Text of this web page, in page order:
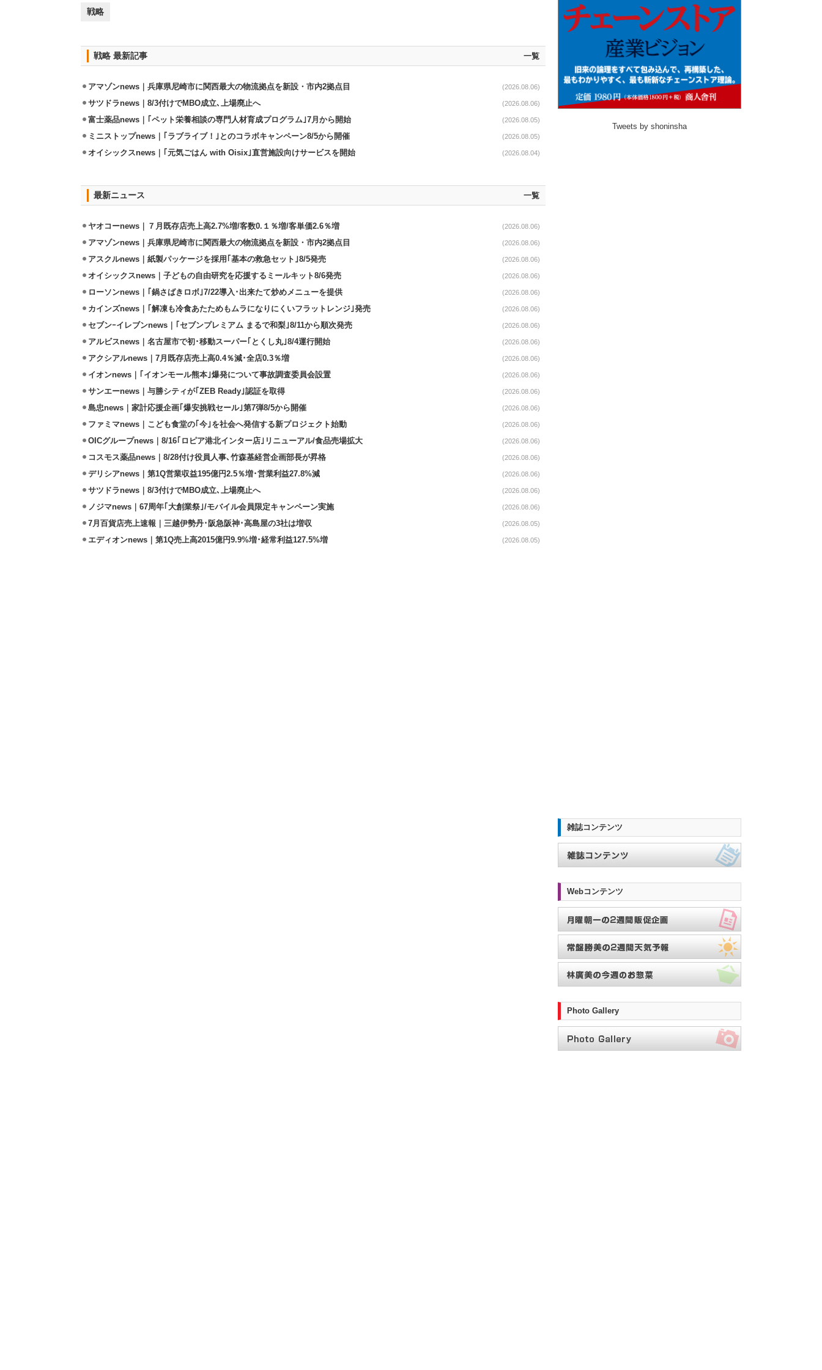
戦略
戦略 最新記事 一覧
アマゾンnews｜兵庫県尼崎市に関西最大の物流拠点を新設・市内2拠点目 (2026.08.06)
サツドラnews｜8/3付けでMBO成立､上場廃止へ (2026.08.06)
富士薬品news｜｢ペット栄養相談の専門人材育成プログラム｣7月から開始 (2026.08.05)
ミニストップnews｜｢ラブライブ！｣とのコラボキャンペーン8/5から開催 (2026.08.05)
オイシックスnews｜｢元気ごはん with Oisix｣直営施設向けサービスを開始 (2026.08.04)
最新ニュース 一覧
ヤオコーnews｜７月既存店売上高2.7%増/客数0.１％増/客単価2.6％増 (2026.08.06)
アマゾンnews｜兵庫県尼崎市に関西最大の物流拠点を新設・市内2拠点目 (2026.08.06)
アスクルnews｜紙製パッケージを採用｢基本の救急セット｣8/5発売 (2026.08.06)
オイシックスnews｜子どもの自由研究を応援するミールキット8/6発売 (2026.08.06)
ローソンnews｜｢鍋さばきロボ｣7/22導入･出来たて炒めメニューを提供 (2026.08.06)
カインズnews｜｢解凍も冷食あたためもムラになりにくいフラットレンジ｣発売 (2026.08.06)
セブンｰイレブンnews｜｢セブンプレミアム まるで和梨｣8/11から順次発売 (2026.08.06)
アルビスnews｜名古屋市で初･移動スーパー｢とくし丸｣8/4運行開始 (2026.08.06)
アクシアルnews｜7月既存店売上高0.4％減･全店0.3％増 (2026.08.06)
イオンnews｜｢イオンモール熊本｣爆発について事故調査委員会設置 (2026.08.06)
サンエーnews｜与勝シティが｢ZEB Ready｣認証を取得 (2026.08.06)
島忠news｜家計応援企画｢爆安挑戦セール｣第7弾8/5から開催 (2026.08.06)
ファミマnews｜こども食堂の｢今｣を社会へ発信する新プロジェクト始動 (2026.08.06)
OICグループnews｜8/16｢ロピア港北インター店｣リニューアル/食品売場拡大 (2026.08.06)
コスモス薬品news｜8/28付け役員人事､竹森基経営企画部長が昇格 (2026.08.06)
デリシアnews｜第1Q営業収益195億円2.5％増･営業利益27.8%減 (2026.08.06)
サツドラnews｜8/3付けでMBO成立､上場廃止へ (2026.08.06)
ノジマnews｜67周年｢大創業祭｣/モバイル会員限定キャンペーン実施 (2026.08.06)
7月百貨店売上速報｜三越伊勢丹･阪急阪神･高島屋の3社は増収 (2026.08.05)
エディオンnews｜第1Q売上高2015億円9.9%増･経常利益127.5%増 (2026.08.05)
Tweets by shoninsha
雑誌コンテンツ
Webコンテンツ
Photo Gallery